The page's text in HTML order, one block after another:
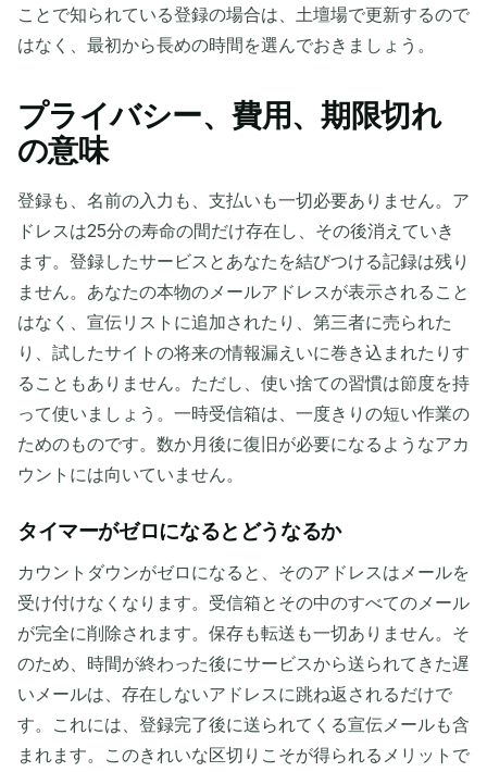
ことで知られている登録の場合は、土壇場で更新するので
はなく、最初から長めの時間を選んでおきましょう。
プライバシー、費用、期限切れ
の意味
登録も、名前の入力も、支払いも一切必要ありません。ア
ドレスは25分の寿命の間だけ存在し、その後消えていき
ます。登録したサービスとあなたを結びつける記録は残り
ません。あなたの本物のメールアドレスが表示されること
はなく、宣伝リストに追加されたり、第三者に売られた
り、試したサイトの将来の情報漏えいに巻き込まれたりす
ることもありません。ただし、使い捨ての習慣は節度を持
って使いましょう。一時受信箱は、一度きりの短い作業の
ためのものです。数か月後に復旧が必要になるようなアカ
ウントには向いていません。
タイマーがゼロになるとどうなるか
カウントダウンがゼロになると、そのアドレスはメールを
受け付けなくなります。受信箱とその中のすべてのメール
が完全に削除されます。保存も転送も一切ありません。そ
のため、時間が終わった後にサービスから送られてきた遅
いメールは、存在しないアドレスに跳ね返されるだけで
す。これには、登録完了後に送られてくる宣伝メールも含
まれます。このきれいな区切りこそが得られるメリットで